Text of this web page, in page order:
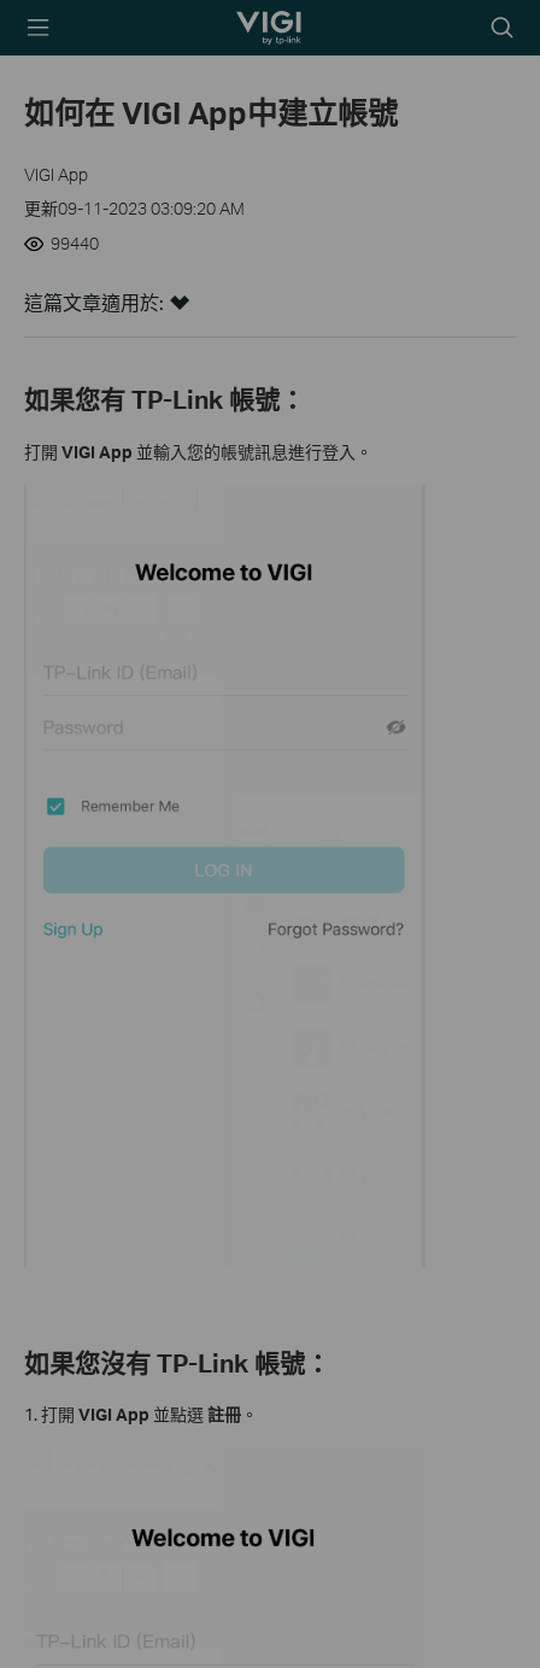
TP-Link, Reliably
icon
如何在 VIGI App中建立帳號
VIGI App
更新09-11-2023 03:09:20 AM
99440
這篇文章適用於:
如果您有 TP-Link 帳號：
打開 VIGI App 並輸入您的帳號訊息進行登入。
如果您沒有 TP-Link 帳號：
1. 打開 VIGI App 並點選註冊 。